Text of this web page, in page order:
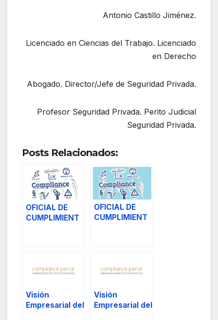
Antonio Castillo Jiménez.
Licenciado en Ciencias del Trabajo. Licenciado
en Derecho
Abogado. Director/Jefe de Seguridad Privada.
Profesor Seguridad Privada. Perito Judicial
Seguridad Privada.
Posts Relacionados:
OFICIAL DE
CUMPLIMIENT
OFICIAL DE
CUMPLIMIENT
3.
Visión
Empresarial del
Visión
Empresarial del